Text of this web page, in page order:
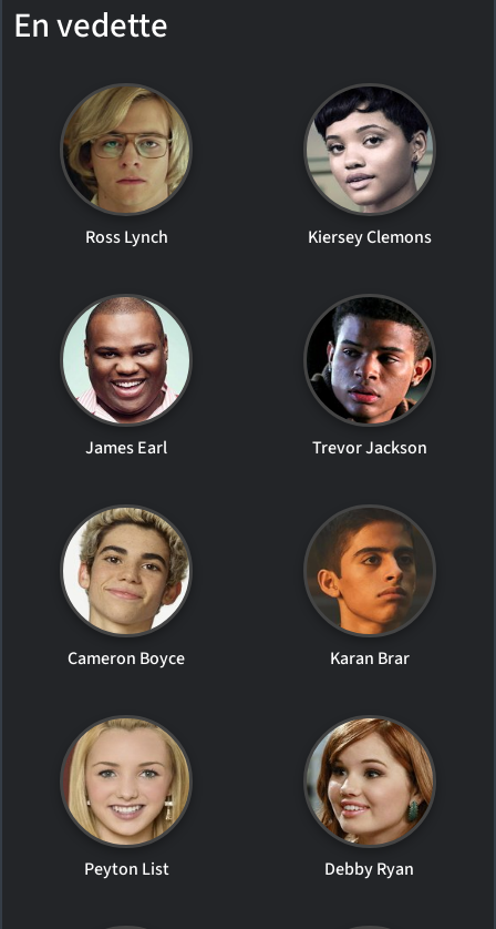
En vedette
Ross Lynch Kiersey Clemons
James Earl Trevor Jackson
Cameron Boyce Karan Brar
Peyton List Debby Ryan